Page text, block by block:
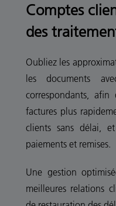
Comptes
des
Oubliez les
les documents
correspondants, afin
factures plus
clients sans délai,
paiements et remises.
Une gestion
meilleures relations